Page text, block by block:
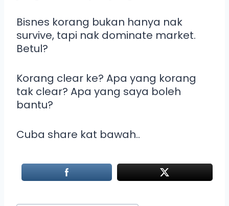
Bisnes korang bukan hanya nak
survive, tapi nak dominate market.
Betul?
Korang clear ke? Apa yang korang
tak clear? Apa yang saya boleh
bantu?
Cuba share kat bawah..